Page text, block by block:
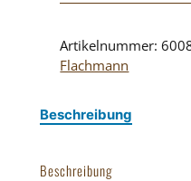
Artikelnummer:
Flachmann
Beschreibung
Beschreibung